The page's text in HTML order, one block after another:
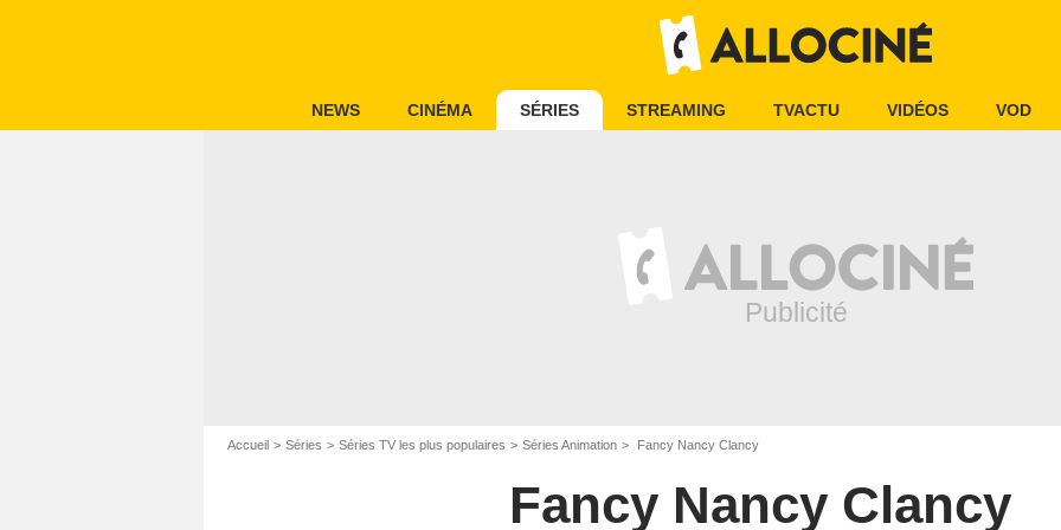
NEWS CINÉMA SÉRIES STREAMING TVACTU VIDÉOS VOD
Accueil Séries Séries TV les plus populaires Séries Animation Fancy Nancy Clancy
Fancy Nancy Clancy